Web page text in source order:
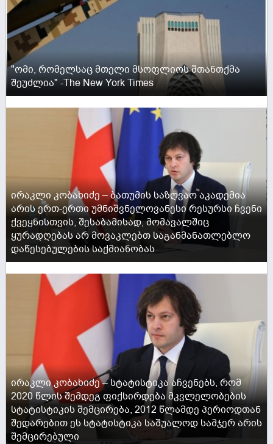
"ომი, რომელსაც მთელი მსოფლიოს შთანთქმა
შეუძლია" -The New York Times
ირაკლი კობახიძე – ბათუმის საზღვაო აკადემია
არის ერთ-ერთი უმნიშვნელოვანესი რესურსი ჩვენი
ქვეყნისთვის, შესაბამისად, მომავალშიც
ყურადღებას არ მოვაკლებთ საგანმანათლებლო
დაწესებულების საქმიანობას
ირაკლი კობახიძე – სტატისტიკა აჩვენებს, რომ
2020 წლის შემდეგ ფიქსირდება მკვლელობების
სტატისტიკის შემცირება, 2012 წლამდე პერიოდთან
შედარებით ეს სტატისტიკა საშუალოდ სამჯერ არის
შემცირებული